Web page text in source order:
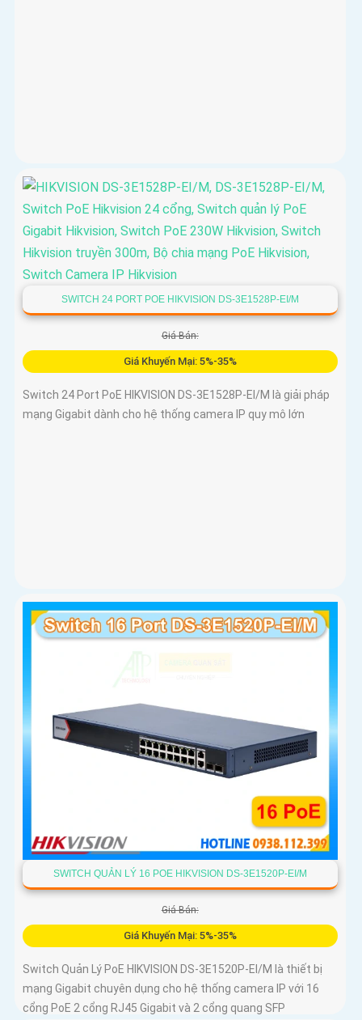
SWITCH 24 PORT POE HIKVISION DS-3E1528P-EI/M
Giá Bán:
Giá Khuyến Mại: 5%-35%
Switch 24 Port PoE HIKVISION DS-3E1528P-EI/M là giải pháp
mạng Gigabit dành cho hệ thống camera IP quy mô lớn
SWITCH QUẢN LÝ 16 POE HIKVISION DS-3E1520P-EI/M
Giá Bán:
Giá Khuyến Mại: 5%-35%
Switch Quản Lý PoE HIKVISION DS-3E1520P-EI/M là thiết bị
mạng Gigabit chuyên dụng cho hệ thống camera IP với 16
cổng PoE 2 cổng RJ45 Gigabit và 2 cổng quang SFP